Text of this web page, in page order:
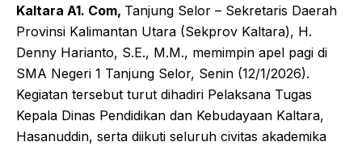
Kaltara A1. Com, Tanjung Selor – Sekretaris Daerah
Provinsi Kalimantan Utara (Sekprov Kaltara), H.
Denny Harianto, S.E., M.M., memimpin apel pagi di
SMA Negeri 1 Tanjung Selor, Senin (12/1/2026).
Kegiatan tersebut turut dihadiri Pelaksana Tugas
Kepala Dinas Pendidikan dan Kebudayaan Kaltara,
Hasanuddin, serta diikuti seluruh civitas akademika